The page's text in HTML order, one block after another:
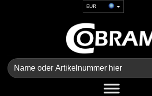
EUR
GBP
CHF
UAH
Suchen
nach: